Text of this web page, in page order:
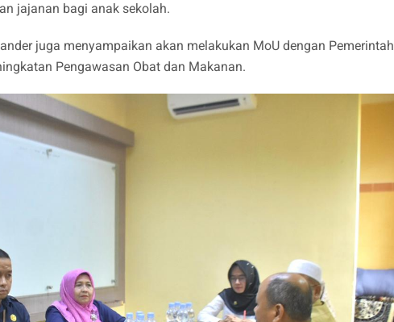
jajanan bagi anak sekolah.
juga menyampaikan akan melakukan MoU dengan Pemerintah
Pengawasan Obat dan Makanan.